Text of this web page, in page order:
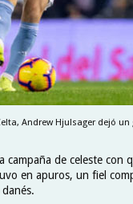
Andrew Hjulsager dejó
de celeste con
en apuros, un fiel